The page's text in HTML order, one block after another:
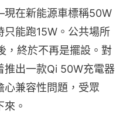
在新能源車標稱50W
只能跑15W。公共場所
，終於不再是擺設。對
推出一款Qi 50W充電器
心兼容性問題，受眾
。